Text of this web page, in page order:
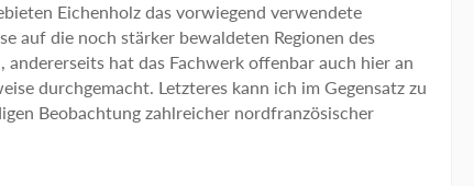
Eichenholz das vorwiegend verwendete
auf die noch stärker bewaldeten Regionen des
hat das Fachwerk offenbar auch hier an
durchgemacht. Letzteres kann ich im Gegensatz zu
Beobachtung zahlreicher nordfranzösischer